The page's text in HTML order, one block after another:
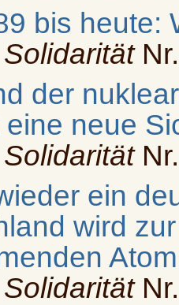
bis heute:
der
eine neue
ein
wird